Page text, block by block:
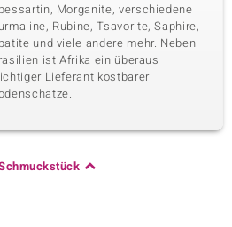
Morganite, verschiedene
Rubine, Tsavorite, Saphire,
und viele andere mehr. Neben
ist Afrika ein überaus
Lieferant kostbarer